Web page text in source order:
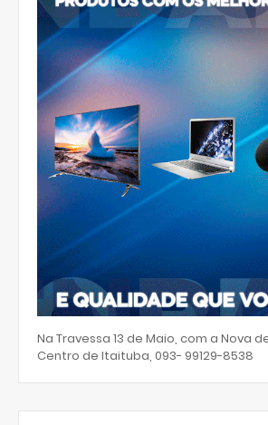
Na Travessa 13 de Maio, com a Nova
Centro de Itaituba, 093- 99129-8538